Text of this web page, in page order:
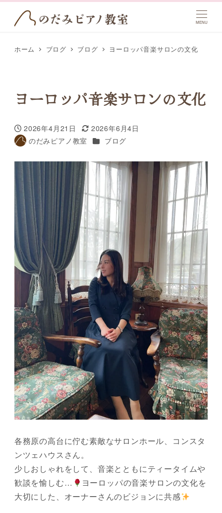
MENU
ホーム ブログ ブログ ヨーロッパ音楽サロンの文化
ヨーロッパ音楽サロンの文化
投稿日
2026年4月21日
更新日
2026年6月4日
著
のだみピアノ教室 カテゴリー
ブログ
各務原の高台に佇む素敵なサロンホール、コンスタ
ンツェハウスさん。
少しおしゃれをして、音楽とともにティータイムや
歓談を愉しむ…
ヨーロッパの音楽サロンの文化を
大切にした、オーナーさんのビジョンに共感